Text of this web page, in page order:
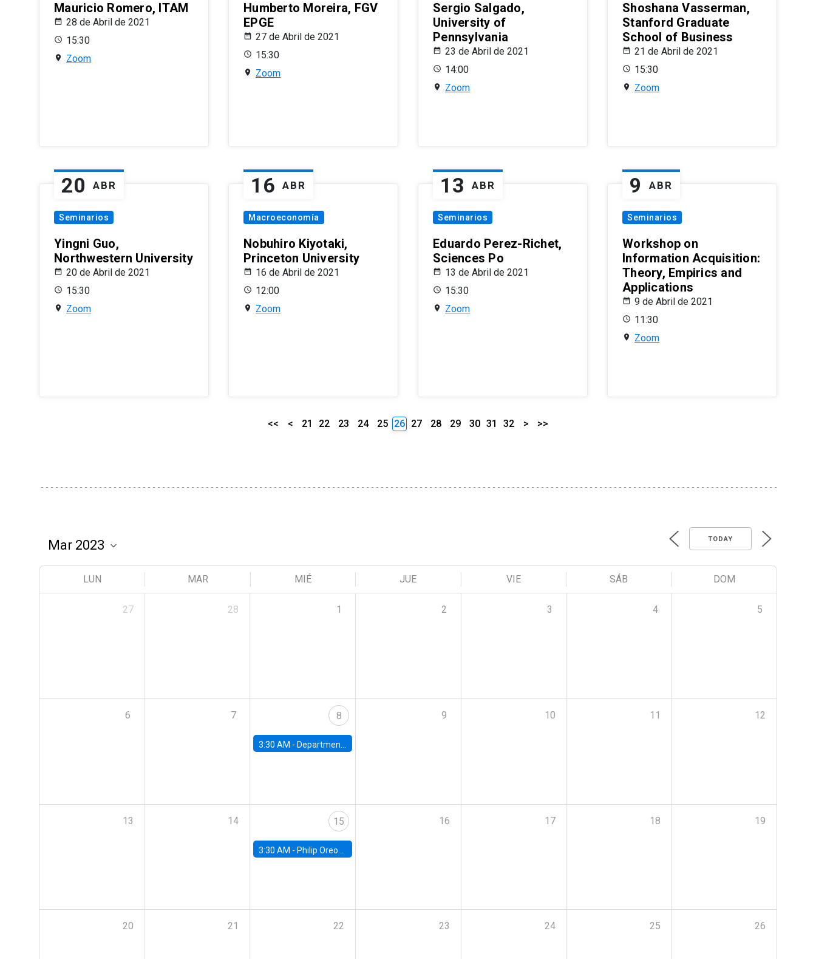
Mauricio Romero, ITAM
28 de Abril de 2021
15:30
Zoom
Humberto Moreira, FGV
EPGE
27 de Abril de 2021
15:30
Zoom
Sergio Salgado,
University of
Pennsylvania
23 de Abril de 2021
14:00
Zoom
Shoshana Vasserman,
Stanford Graduate
School of Business
21 de Abril de 2021
15:30
Zoom
20 ABR
Seminarios
Yingni Guo,
Northwestern University
20 de Abril de 2021
15:30
Zoom
16 ABR
Macroeconomía
Nobuhiro Kiyotaki,
Princeton University
16 de Abril de 2021
12:00
Zoom
13 ABR
Seminarios
Eduardo Perez-Richet,
Sciences Po
13 de Abril de 2021
15:30
Zoom
9 ABR
Seminarios
Workshop on
Information Acquisition:
Theory, Empirics and
Applications
9 de Abril de 2021
11:30
Zoom
<< < 21 22 23 24 25 26 27 28 29 30 31 32 > >>
TODAY
LUN MAR MIÉ JUE VIE SÁB DOM
27 28 1 2 3 4 5
6 7 8
3:30 AM - Department Seminar: James Robinson
9 10 11 12
13 14 15
3:30 AM - Philip Oreopolous, University of Toronto
16 17 18 19
20 21 22 23 24 25 26